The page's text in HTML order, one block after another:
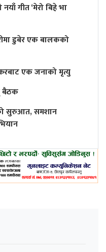
गीत ‘मेरो बिहे भा
डुबेर एक बालकको
एक जनाको मृत्यु
बैठक
सुरुआत, समशान